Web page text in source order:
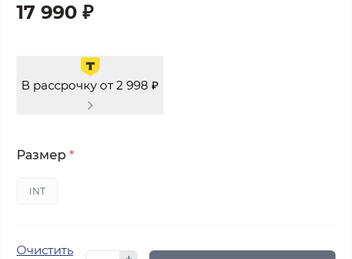
17 990 ₽
В рассрочку от 2 998 ₽
Размер *
INT
Очистить